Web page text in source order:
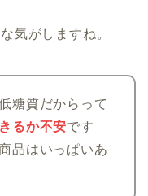
気がしますね。
糖質だからって
るか不安です
品はいっぱいあ